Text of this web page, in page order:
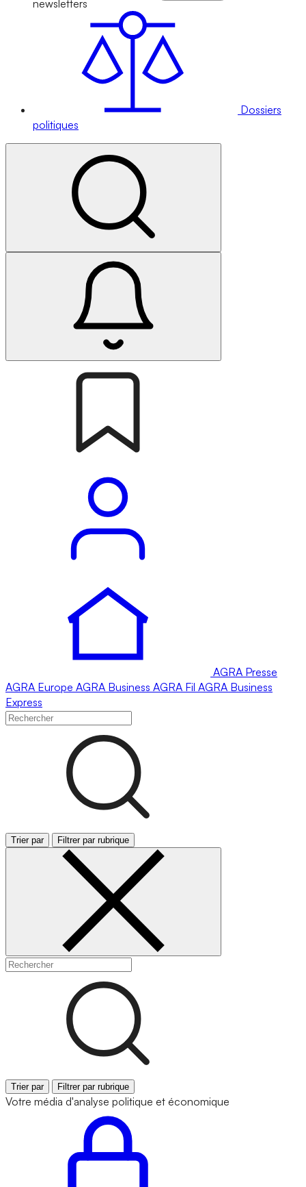
newsletters
Dossiers
politiques
AGRA Presse
AGRA Europe AGRA Business AGRA Fil AGRA Business
Express
Trier par Filtrer par rubrique
Trier par Filtrer par rubrique
Votre média d'analyse politique et économique